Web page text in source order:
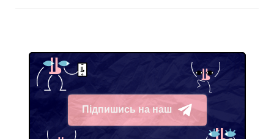
Підпишись на наш
Telegram